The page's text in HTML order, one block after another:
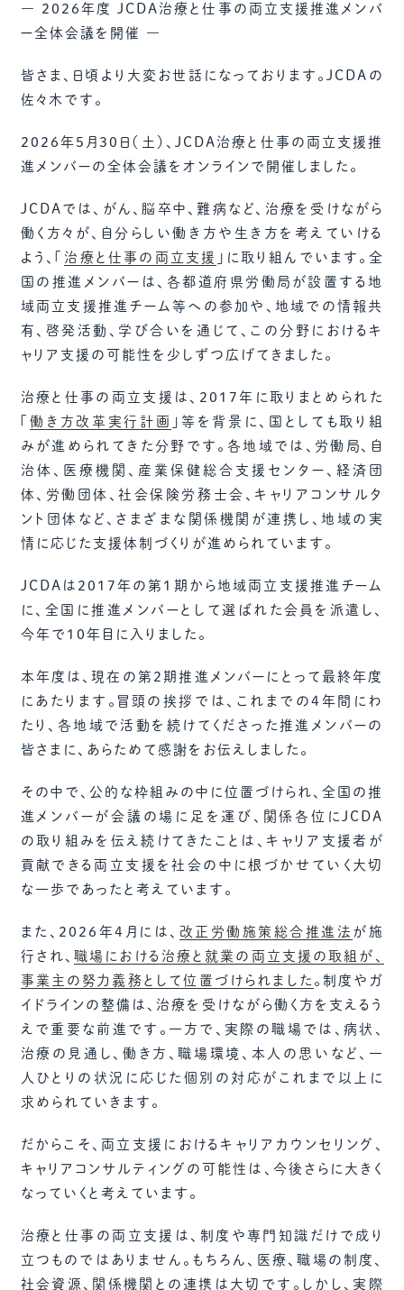
― 2026年度 JCDA治療と仕事の両立支援推進メンバ
ー全体会議を開催 ―
皆さま、日頃より大変お世話になっております。JCDAの
佐々木です。
2026年5月30日（土）、JCDA治療と仕事の両立支援推
進メンバーの全体会議をオンラインで開催しました。
JCDAでは、がん、脳卒中、難病など、治療を受けながら
働く方々が、自分らしい働き方や生き方を考えていける
よう、「 治療と仕事の両立支援 」に取り組んでいます。全
国の推進メンバーは、各都道府県労働局が設置する地
域両立支援推進チーム等への参加や、地域での情報共
有、啓発活動、学び合いを通じて、この分野におけるキ
ャリア支援の可能性を少しずつ広げてきました。
治療と仕事の両立支援は、2017年に取りまとめられた
「働き方改革実行計画 」等を背景に、国としても取り組
みが進められてきた分野です。各地域では、労働局、自
治体、医療機関、産業保健総合支援センター、経済団
体、労働団体、社会保険労務士会、キャリアコンサルタ
ント団体など、さまざまな関係機関が連携し、地域の実
情に応じた支援体制づくりが進められています。
JCDAは2017年の第1期から地域両立支援推進チーム
に、全国に推進メンバーとして選ばれた会員を派遣し、
今年で10年目に入りました。
本年度は、現在の第2期推進メンバーにとって最終年度
にあたります。冒頭の挨拶では、これまでの4年間にわ
たり、各地域で活動を続けてくださった推進メンバーの
皆さまに、あらためて感謝をお伝えしました。
その中で、公的な枠組みの中に位置づけられ、全国の推
進メンバーが会議の場に足を運び、関係各位にJCDA
の取り組みを伝え続けてきたことは、キャリア支援者が
貢献できる両立支援を社会の中に根づかせていく大切
な一歩であったと考えています。
また、2026年4月には、 改正労働施策総合推進法 が施
行され、 職場における治療と就業の両立支援の取組が、
事業主の努力義務として位置づけられました 。制度やガ
イドラインの整備は、治療を受けながら働く方を支えるう
えで重要な前進です。一方で、実際の職場では、病状、
治療の見通し、働き方、職場環境、本人の思いなど、一
人ひとりの状況に応じた個別の対応がこれまで以上に
求められていきます。
だからこそ、両立支援におけるキャリアカウンセリング、
キャリアコンサルティングの可能性は、今後さらに大きく
なっていくと考えています。
治療と仕事の両立支援は、制度や専門知識だけで成り
立つものではありません。もちろん、医療、職場の制度、
社会資源、関係機関との連携は大切です。しかし、実際